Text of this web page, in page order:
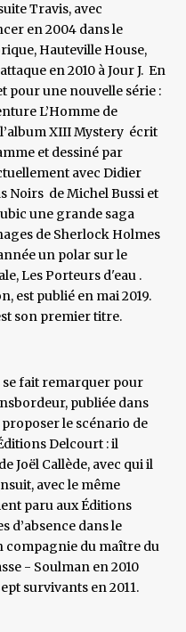
Travis, avec
en 2004 dans le
Hauteville House,
en 2010 à Jour J. En
pour une nouvelle série :
L’Homme de
XIII Mystery écrit
et dessiné par
avec Didier
Noirs de Michel Bussi et
une grande saga
de Sherlock Holmes
un polar sur le
Les Porteurs d'eau .
est publié en mai 2019.
son premier titre.
se fait remarquer pour
publiée dans
le scénario de
Delcourt : il
Joël Callède, avec qui il
avec le même
paru aux Éditions
d’absence dans le
compagnie du maître du
- Soulman en 2010
survivants en 2011.